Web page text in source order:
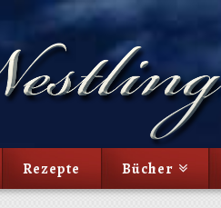
Rezepte Bücher